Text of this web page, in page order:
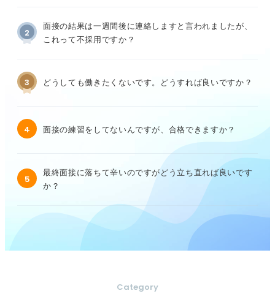
2
面接の結果は一週間後に連絡しますと言われましたが、
これって不採用ですか？
3 どうしても働きたくないです。どうすれば良いですか？
4 面接の練習をしてないんですが、合格できますか？
5
最終面接に落ちて辛いのですがどう立ち直れば良いです
か？
Category